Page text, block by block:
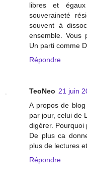
libres et
souveraineté
souvent à
ensemble. Vous
Un parti comme
Répondre
TeoNeo 21 juin
A propos de
par jour, celui de
digérer. Pourquoi
De plus ca
plus de lectures
Répondre